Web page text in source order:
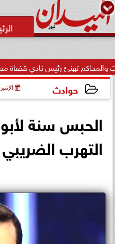
نادي قضاة مصر.. وتثمن...
حوادث الإثنين، 12
الحبس سنة
التهرب الضريبي